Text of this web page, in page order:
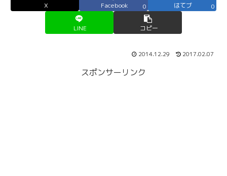
X Facebook 0 はてブ 0
LINE コピー
2014.12.29 2017.02.07
スポンサーリンク